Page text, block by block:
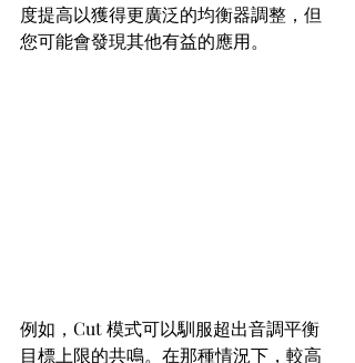
度提高以獲得更廣泛的均衡器調整，但
您可能會發現其他有益的應用。
例如，Cut 模式可以馴服超出音調平衡
目標上限的共鳴。在那種情況下，較高